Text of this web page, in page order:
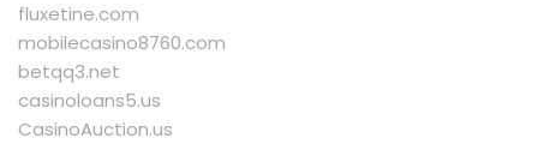
fluxetine.com
mobilecasino8760.com
betqq3.net
casinoloans5.us
CasinoAuction.us